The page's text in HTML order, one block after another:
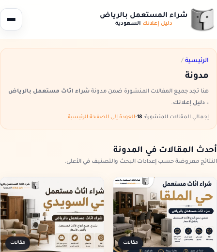
شراء المستعمل بالرياض
دليل إعلانك السعودية
الرئيسية /
مدونة
هنا تجد جميع المقالات المنشورة ضمن مدونة شراء اثاث مستعمل بالرياض
– دليل إعلانك.
إجمالي المقالات المنشورة: •العودة إلى الصفحة الرئيسية
أحدث المقالات في المدونة
النتائج معروضة حسب إعدادات البحث والتصنيف في الأعلى.
مقالات مقالات